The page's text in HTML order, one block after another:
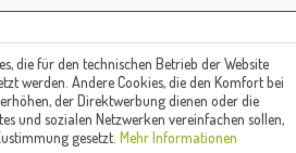
Christof Paul e.K. | Westring 2 | 45659
Recklinghausen
| E-Mail: info@pauls-muehle.de
die für den technischen Betrieb der Website
werden. Andere Cookies, die den Komfort bei
der Direktwerbung dienen oder die
und sozialen Netzwerken vereinfachen sollen,
gesetzt. Mehr Informationen